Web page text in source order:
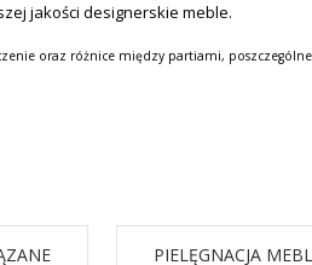
jakości designerskie meble.
oraz różnice między partiami,
PIELĘGNACJA